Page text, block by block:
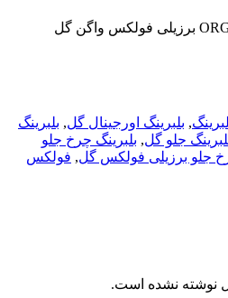
, بلبرینگ اورجینال گل, بلبرینگ
جلو گل, بلبرینگ چرخ جلو
جلو برزیلی فولکس گل, فولکس
نوشته نشده است.